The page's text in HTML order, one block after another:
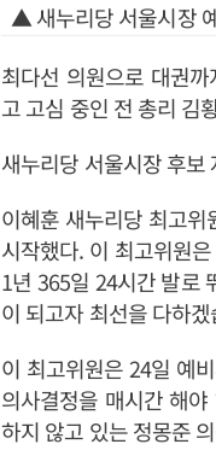
▲ 새누리당 서울시장
최다선 의원으로 대권
고 고심 중인 전 총리 김
새누리당 서울시장 후보
이혜훈 새누리당 최고
시작했다. 이 최고위원
1년 365일 24시간 발로
이 되고자 최선을 다하
이 최고위원은 24일 예
의사결정을 매시간 해
하지 않고 있는 정몽준